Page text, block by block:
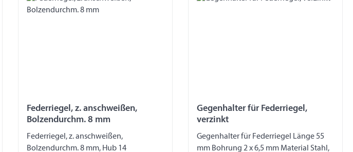
Federriegel, z. anschweißen,
Bolzendurchm. 8 mm
Federriegel, z. anschweißen,
Bolzendurchm. 8 mm, Hub 14
Gegenhalter für Federriegel,
verzinkt
Gegenhalter für Federriegel Länge 55
mm Bohrung 2 x 6,5 mm Material Stahl,